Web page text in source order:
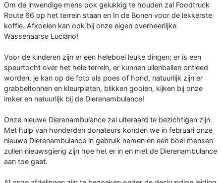
Om de inwendige mens ook gelukkig te houden zal Foodtruck
Route 66 op het terrein staan en In de Bonen voor de lekkerste
koffie. Afkoelen kan ook bij onze eigen overheerlijke
Wassenaarse Luciano!
Voor de kinderen zijn er een heleboel leuke dingen; er is een
speurtocht over het hele terrein, er kunnen uilenballen ontleed
worden, je kan op de foto als poes of hond, natuurlijk zijn er
grabbeltonnen en kleurplaten, blikken gooien, kijken bij onze
imker en natuurlijk bij de Dierenambulance!
Onze nieuwe Dierenambulance zal uiteraard te bezichtigen zijn.
Met hulp van honderden donateurs konden we in februari onze
nieuwe Dierenambulance in gebruik nemen en een boel mensen
zullen nieuwsgierig zijn hoe het er in en met de Dierenambulance
aan toe gaat.